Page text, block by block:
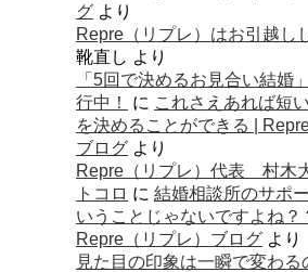
グ より
Repre（リプレ）はお引越し
靴直し より
「5回で決めるお見合い結婚
行中！
に これさえあれば短
を決めることができる |
ブログ より
Repre（リプレ）代表 村木
トコロ に 結婚相談所のサポ
いうことじゃないですよね？
Repre（リプレ）ブログ より
見た目の印象は一瞬で変わる